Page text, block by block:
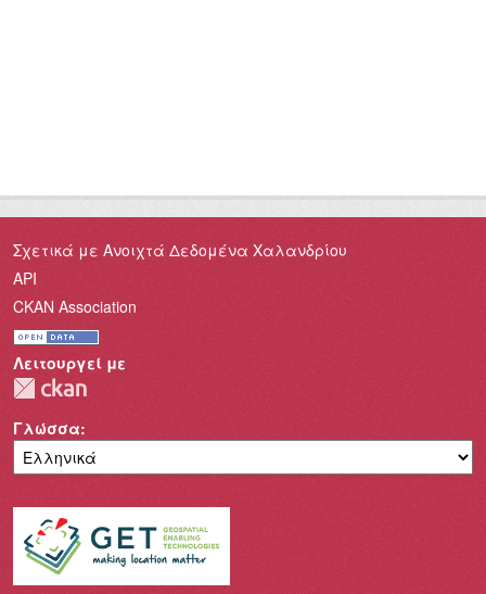
Σχετικά με Ανοιχτά Δεδομένα Χαλανδρίου
API
CKAN Association
Λειτουργεί με
Γλώσσα